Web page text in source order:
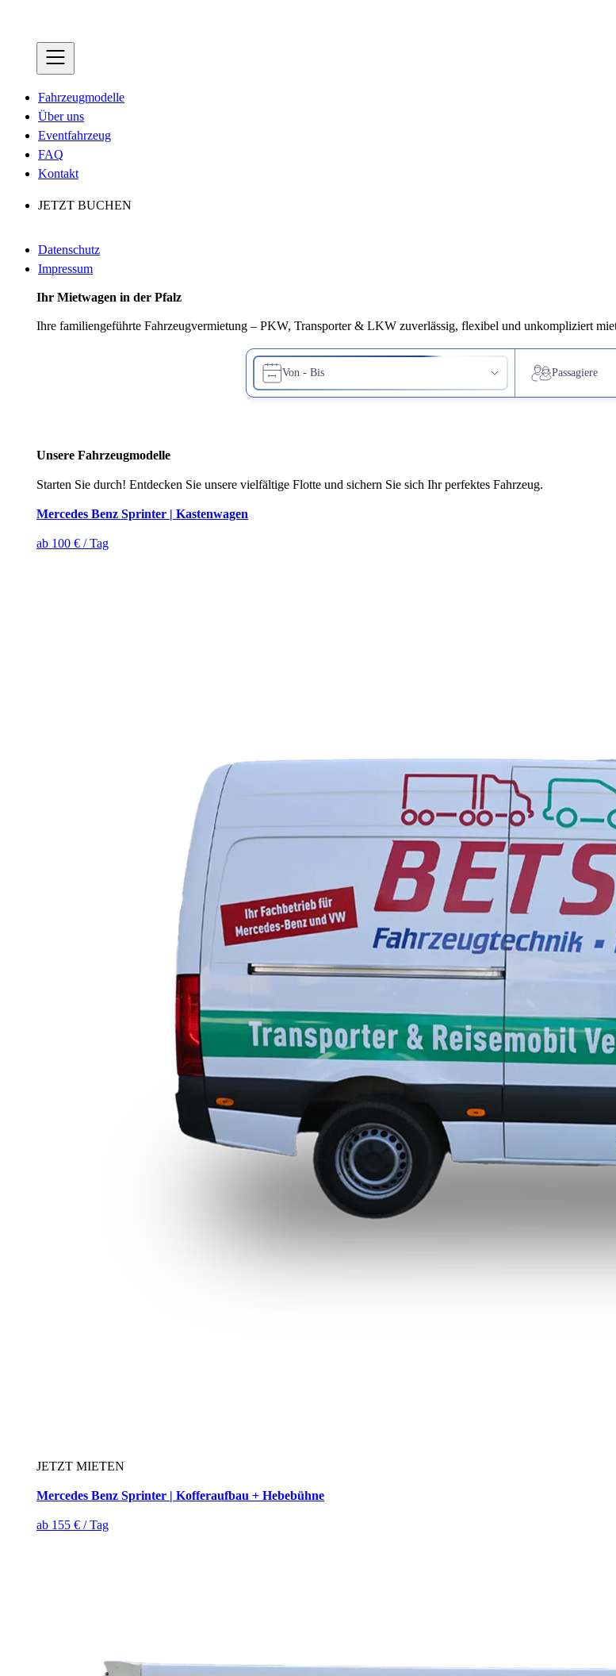
Fahrzeugmodelle
Über uns
Eventfahrzeug
FAQ
Kontakt
JETZT BUCHEN
Datenschutz
Impressum
Ihr Mietwagen in der Pfalz
Ihre familiengeführte Fahrzeugvermietung – PKW, Transporter & LKW zuverlässig, flexibel und unkompliziert
Unsere Fahrzeugmodelle
Starten Sie durch! Entdecken Sie unsere vielfältige Flotte und sichern Sie sich Ihr perfektes Fahrzeug.
Mercedes Benz Sprinter | Kastenwagen
ab 100 € / Tag
JETZT MIETEN
Mercedes Benz Sprinter | Kofferaufbau + Hebebühne
ab 155 € / Tag